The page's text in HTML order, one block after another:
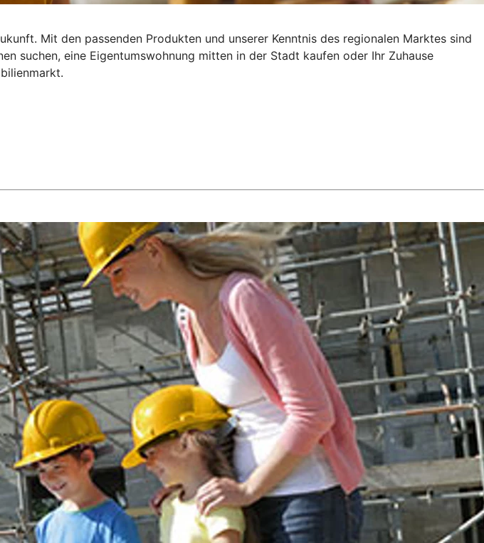
Mit den passenden Produkten und unserer Kenntnis des regionalen Marktes sind
suchen, eine Eigentumswohnung mitten in der Stadt kaufen oder Ihr Zuhause